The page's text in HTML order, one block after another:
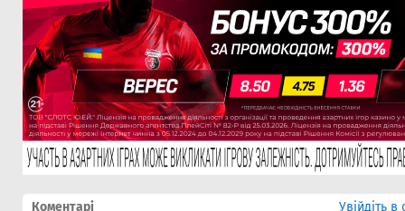
Коментарі Увійдіть в